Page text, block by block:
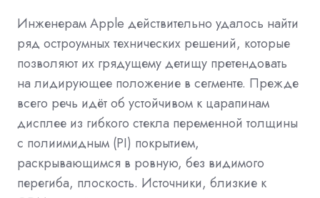
Инженерам Apple действительно удалось найти
ряд остроумных технических решений, которые
позволяют их грядущему детищу претендовать
на лидирующее положение в сегменте. Прежде
всего речь идёт об устойчивом к царапинам
дисплее из гибкого стекла переменной толщины
с полиимидным (PI) покрытием,
раскрывающимся в ровную, без видимого
перегиба, плоскость. Источники, близкие к